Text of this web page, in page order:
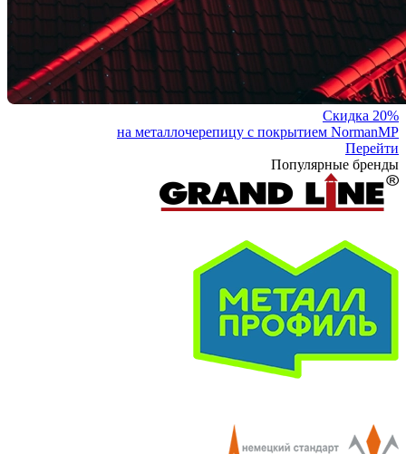
Скидка 20%
на металлочерепицу с покрытием NormanMP
Перейти
Популярные бренды